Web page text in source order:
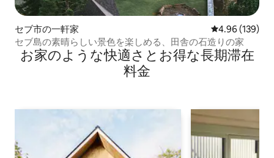
セブ市の一軒家 レビュー139
4.96 (139)
セブ島の素晴らしい景色を楽しめる、田舎の石造りの家
お家のような快⁠適⁠さ⁠とお⁠得⁠な長⁠期⁠滞⁠在
料⁠金